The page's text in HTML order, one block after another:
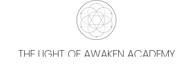
THE LIGHT OF AWAKEN ACADEMY